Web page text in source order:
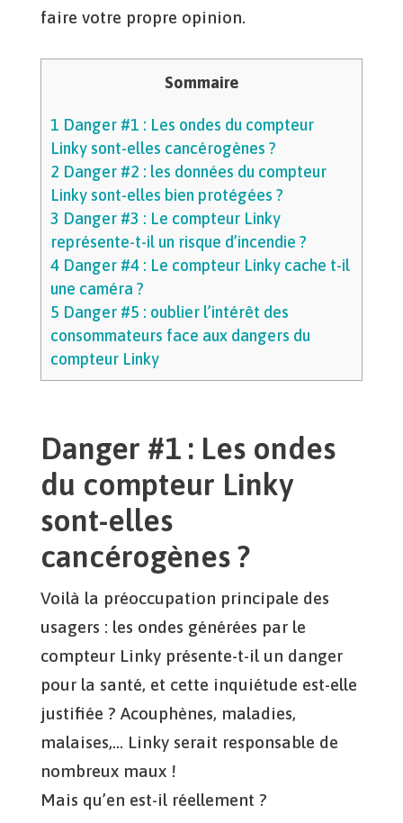
faire votre propre opinion.
Sommaire
1 Danger #1 : Les ondes du compteur
Linky sont-elles cancérogènes ?
2 Danger #2 : les données du compteur
Linky sont-elles bien protégées ?
3 Danger #3 : Le compteur Linky
représente-t-il un risque d’incendie ?
4Danger #4 : Le compteur Linky cache t-il
une caméra ?
5 Danger #5 : oublier l’intérêt des
consommateurs face aux dangers du
compteur Linky
Danger #1 : Les ondes
du compteur Linky
sont-elles
cancérogènes ?
Voilà la préoccupation principale des
usagers : les ondes générées par le
compteur Linky présente-t-il un danger
pour la santé, et cette inquiétude est-elle
justifiée ? Acouphènes, maladies,
malaises,… Linky serait responsable de
nombreux maux !
Mais qu’en est-il réellement ?